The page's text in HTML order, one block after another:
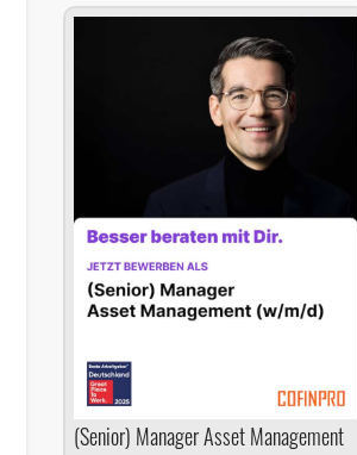
(Senior) Manager Asset Management